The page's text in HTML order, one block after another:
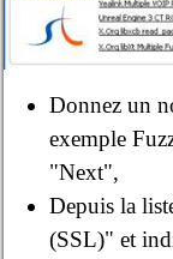
Donnez un
exemple
"Next",
Depuis la
(SSL)" et